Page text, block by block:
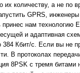
их количеству, а не по
GPRS,
нам технологию
и адаптивная
Кбит/с. Если вы не
В протоколах
8PSK с тремя битами